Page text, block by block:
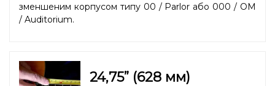
зменшеним корпусом типу 00 / Parlor або 000 / OM
/ Auditorium.
24,75” (628 мм)